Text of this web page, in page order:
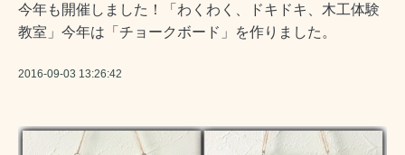
今年も開催しました！「わくわく、ドキドキ、木工体験
教室」今年は「チョークボード」を作りました。
2016-09-03 13:26:42